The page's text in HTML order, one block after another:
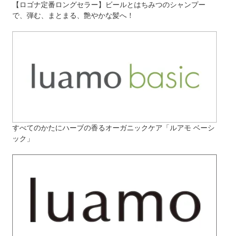
【ロゴナ定番ロングセラー】ビールとはちみつのシャンプー
で、弾む、まとまる、艶やかな髪へ！
すべてのかたにハーブの香るオーガニックケア「ルアモ ベーシ
ック」